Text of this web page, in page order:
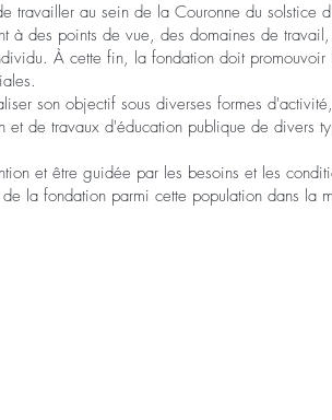
travailler au sein de la Couronne du solstice
à des points de vue, des domaines de
À cette fin, la fondation doit
son objectif sous diverses formes
de travaux d'éducation publique de divers
et être guidée par les besoins et les
la fondation parmi cette population dans la